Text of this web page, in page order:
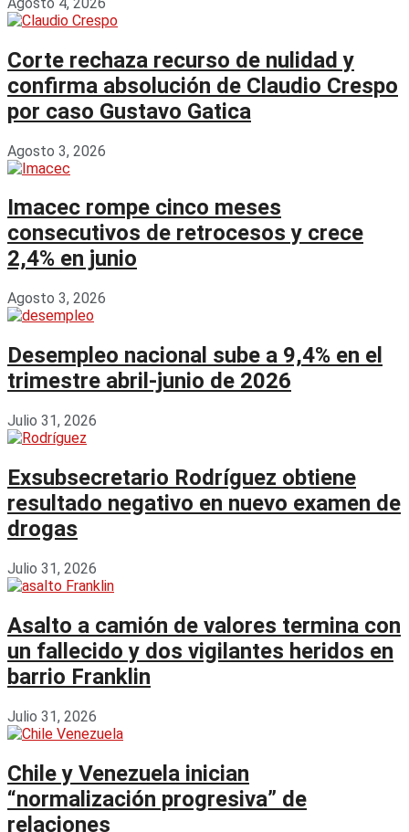
Corte rechaza recurso de nulidad y
confirma absolución de Claudio Crespo
por caso Gustavo Gatica
Agosto 3, 2026
Imacec rompe cinco meses
consecutivos de retrocesos y crece
2,4% en junio
Agosto 3, 2026
Desempleo nacional sube a 9,4% en el
trimestre abril-junio de 2026
Julio 31, 2026
Exsubsecretario Rodríguez obtiene
resultado negativo en nuevo examen de
drogas
Julio 31, 2026
Asalto a camión de valores termina con
un fallecido y dos vigilantes heridos en
barrio Franklin
Julio 31, 2026
Chile y Venezuela inician
“normalización progresiva” de
relaciones